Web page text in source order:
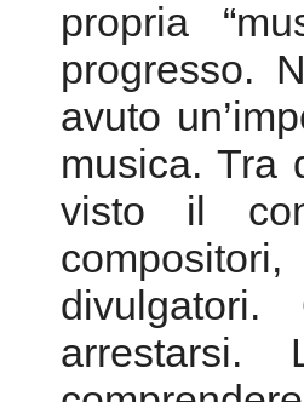
propria
progresso.
avuto
musica. Tra
visto il
arrestarsi.